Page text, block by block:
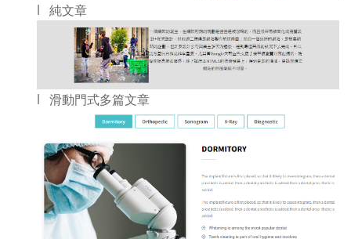
l 純文章
l 滑動門式多篇文章